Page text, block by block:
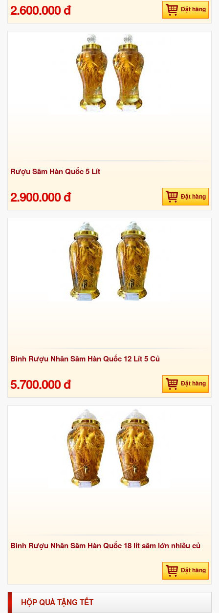
2.600.000 đ Đặt hàng
Rượu Sâm Hàn Quốc 5 Lít
2.900.000 đ Đặt hàng
Bình Rượu Nhân Sâm Hàn Quốc 12 Lít 5 Củ
5.700.000 đ Đặt hàng
Bình Rượu Nhân Sâm Hàn Quốc 18 lít sâm lớn nhiều củ
Đặt hàng
HỘP QUÀ TẶNG TẾT